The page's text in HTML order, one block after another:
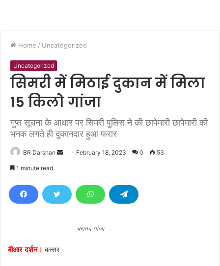
Home / Uncategorized
Uncategorized
सिमरी में मिठाई दुकान में मिला
15 किलो गांजा
गुप्त सूचना के आधार पर सिमरी पुलिस ने की छापेमारी छापेमारी की
भनक लगते ही दुकानदार हुआ फरार
BR Darshan
d
February 18, 2023 0 53
1 minute read
बरामद गांजा
बीआर दर्शन। बक्सर